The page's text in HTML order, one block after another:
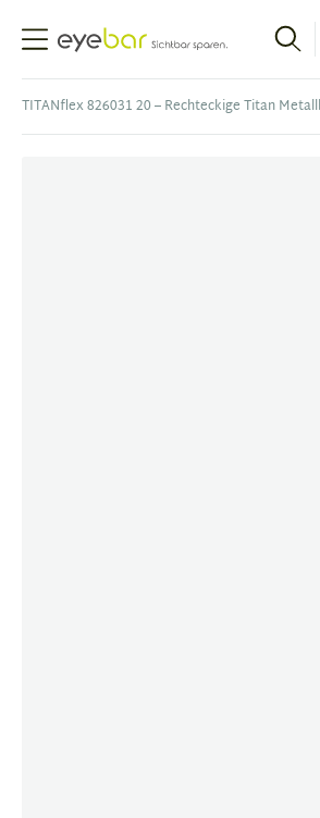
Abele Optic
TITANflex 826031 20 – Rechteckige Titan